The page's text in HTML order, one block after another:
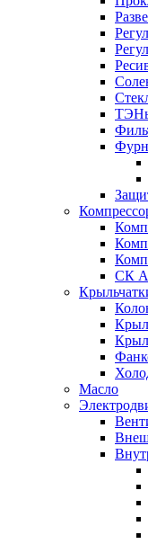
СК
Масло